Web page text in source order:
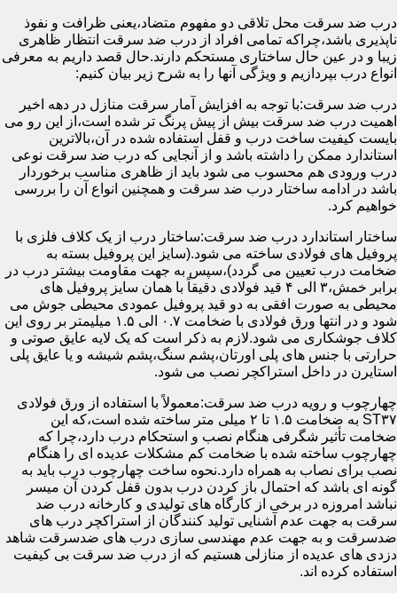
درب ضد سرقت محل تلاقی دو مفهوم متضاد،یعنی ظرافت و نفوذ
ناپذیری باشد،چراکه تمامی افراد از درب ضد سرقت انتظار ظاهری
زیبا و در عین حال ساختاری مستحکم دارند.حال قصد داریم به معرفی
انواع درب بپردازیم و ویژگی آنها را به شرح زیر بیان کنیم:
درب ضد سرقت:با توجه به افزایش آمار سرقت منازل در دهه اخیر
اهمیت درب ضد سرقت بیش از پیش پرنگ تر شده است،از این رو می
بایست کیفیت ساخت درب و قفل استفاده شده در آن،بالاترین
استاندارد ممکن را داشته باشد و از آنجایی که درب ضد سرقت نوعی
درب ورودی هم محسوب می شود باید از ظاهری مناسب برخوردار
باشد در ادامه ساختار درب ضد سرقت و همچنین انواع آن را بررسی
خواهیم کرد.
ساختار استاندارد درب ضد سرقت:ساختار درب از یک کلاف فلزی با
پروفیل های فولادی ساخته می شود.(سایز این پروفیل بسته به
ضخامت درب تعیین می گردد)،سپس به جهت مقاومت بیشتر درب در
برابر خمش،۳ الی ۴ قید فولادی دقیقاً با همان سایز پروفیل های
محیطی به صورت افقی به دو قید پروفیل عمودی محیطی جوش می
شود و در انتها ورق فولادی با ضخامت ۰.۷ الی ۱.۵ میلیمتر بر روی این
کلاف جوشکاری می شود.لازم به ذکر است که یک لایه عایق صوتی و
حرارتی با جنس های پلی اورتان،پشم سنگ،پشم شیشه و یا عایق پلی
استایرن در داخل استراکچر نصب می شود.
چهارچوب و رویه درب ضد سرقت:معمولاً با استفاده از ورق فولادی
ST۳۷ به ضخامت ۱.۵ تا ۲ میلی متر ساخته شده است،که این
ضخامت تأثیر شگرفی هنگام نصب و استحکام درب دارد،چرا که
چهارچوب ساخته شده با ضخامت کم مشکلات عدیده ای را هنگام
نصب برای نصاب به همراه دارد.نحوه ساخت چهارچوب درب باید به
گونه ای باشد که احتمال باز کردن درب بدون قفل کردن آن میسر
نباشد امروزه در برخی از کارگاه های تولیدی و کارخانه درب ضد
سرقت به جهت عدم آشنایی تولید کنندگان از استراکچر درب های
ضدسرقت و به جهت عدم مهندسی سازی درب های ضدسرقت شاهد
دزدی های عدیده از منازلی هستیم که از درب ضد سرقت بی کیفیت
استفاده کرده اند.